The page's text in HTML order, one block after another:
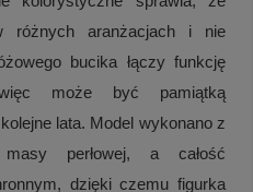
różnych aranżacjach i nie
bucika łączy funkcję
może być pamiątką
lata. Model wykonano z
perłowej, a całość
dzięki czemu figurka